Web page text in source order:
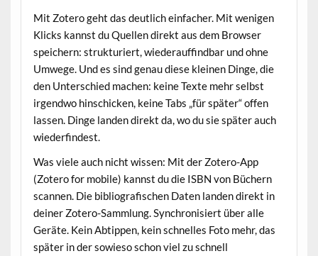
Mit Zotero geht das deutlich einfacher. Mit wenigen
Klicks kannst du Quellen direkt aus dem Browser
speichern: strukturiert, wiederauffindbar und ohne
Umwege. Und es sind genau diese kleinen Dinge, die
den Unterschied machen: keine Texte mehr selbst
irgendwo hinschicken, keine Tabs „für später“ offen
lassen. Dinge landen direkt da, wo du sie später auch
wiederfindest.
Was viele auch nicht wissen: Mit der Zotero-App
(Zotero for mobile) kannst du die ISBN von Büchern
scannen. Die bibliografischen Daten landen direkt in
deiner Zotero-Sammlung. Synchronisiert über alle
Geräte. Kein Abtippen, kein schnelles Foto mehr, das
später in der sowieso schon viel zu schnell